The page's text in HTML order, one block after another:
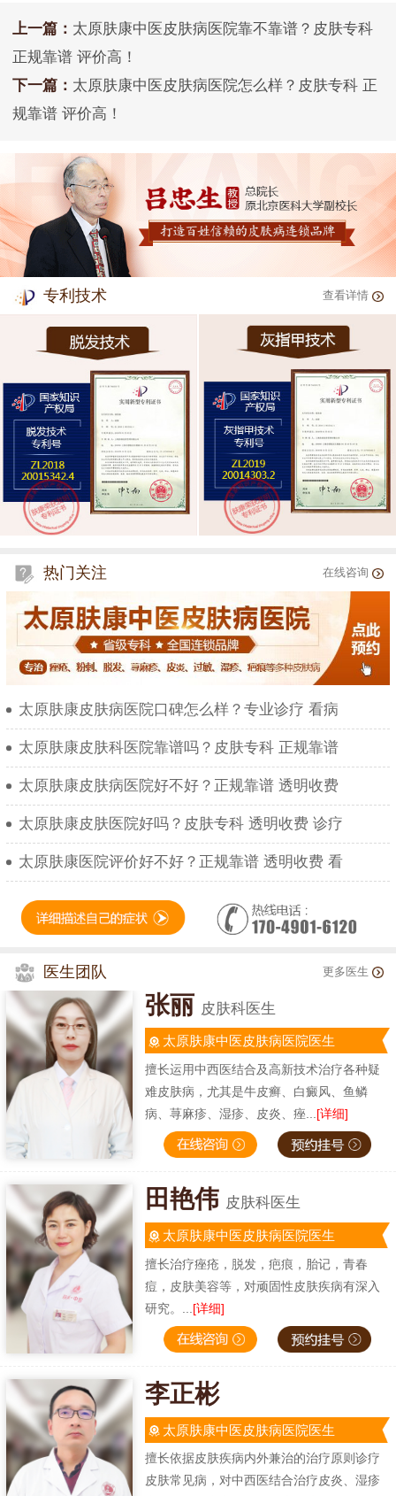
上一篇： 太原肤康中医皮肤病医院靠不靠谱？皮肤专科
正规靠谱 评价高！
下一篇： 太原肤康中医皮肤病医院怎么样？皮肤专科 正
规靠谱 评价高！
专利技术 查看详情
热门关注 在线咨询
太原肤康皮肤病医院口碑怎么样？专业诊疗 看病
太原肤康皮肤科医院靠谱吗？皮肤专科 正规靠谱
太原肤康皮肤病医院好不好？正规靠谱 透明收费
太原肤康皮肤医院好吗？皮肤专科 透明收费 诊疗
太原肤康医院评价好不好？正规靠谱 透明收费 看
医生团队 更多医生
张丽 皮肤科医生
太原肤康中医皮肤病医院医生
擅长运用中西医结合及高新技术治疗各种疑
难皮肤病，尤其是牛皮癣、白癜风、鱼鳞
病、荨麻疹、湿疹、皮炎、痤... [详细]
田艳伟 皮肤科医生
太原肤康中医皮肤病医院医生
擅长治疗痤疮，脱发，疤痕，胎记，青春
痘，皮肤美容等，对顽固性皮肤疾病有深入
研究。... [详细]
李正彬
太原肤康中医皮肤病医院医生
擅长依据皮肤疾病内外兼治的治疗原则诊疗
皮肤常见病，对中西医结合治疗皮炎、湿疹